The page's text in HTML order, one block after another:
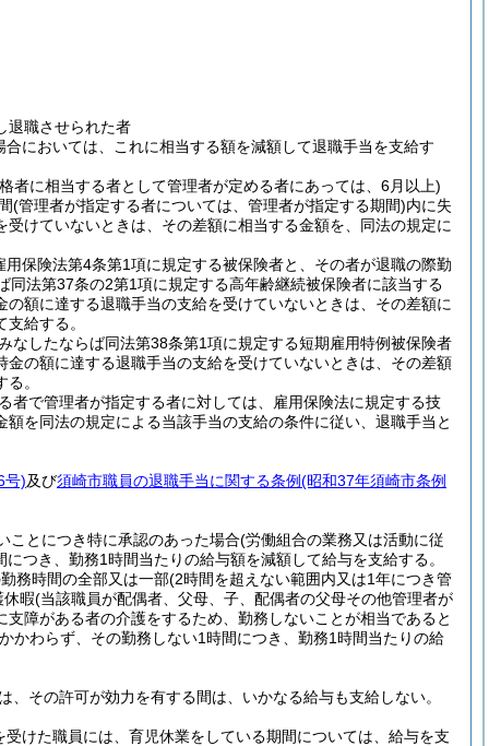
退職させられた者
においては、これに相当する額を減額して退職手当を支給す
者に相当する者として管理者が定める者にあっては、6月以上)
(管理者が指定する者については、管理者が指定する期間)内に失
けていないときは、その差額に相当する金額を、同法の規定に
用保険法第4条第1項に規定する被保険者と、その者が退職の際勤
法第37条の2第1項に規定する高年齢継続被保険者に該当する
額に達する退職手当の支給を受けていないときは、その差額に
給する。
したならば同法第38条第1項に規定する短期雇用特例被保険者
の額に達する退職手当の支給を受けていないときは、その差額
。
者で管理者が指定する者に対しては、雇用保険法に規定する技
を同法の規定による当該手当の支給の条件に従い、退職手当と
号)及び須崎市職員の退職手当に関する条例(昭和37年須崎市条例
ことにつき特に承認のあった場合(労働組合の業務又は活動に従
つき、勤務1時間当たりの給与額を減額して給与を支給する。
務時間の全部又は一部(2時間を超えない範囲内又は1年につき管
休暇(当該職員が配偶者、父母、子、配偶者の父母その他管理者が
障がある者の介護をするため、勤務しないことが相当であると
かわらず、その勤務しない1時間につき、勤務1時間当たりの給
その許可が効力を有する間は、いかなる給与も支給しない。
受けた職員には、育児休業をしている期間については、給与を支